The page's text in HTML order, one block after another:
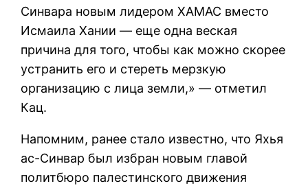
Синвара новым лидером ХАМАС вместо
Исмаила Хании — еще одна веская
причина для того, чтобы как можно скорее
устранить его и стереть мерзкую
организацию с лица земли,» — отметил
Кац.
Напомним, ранее стало известно, что Яхья
ас-Синвар был избран новым главой
политбюро палестинского движения